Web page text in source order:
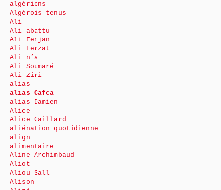
algériens
Algérois tenus
Ali
Ali abattu
Ali Fenjan
Ali Ferzat
Ali n’a
Ali Soumaré
Ali Ziri
alias
alias Cafca
alias Damien
Alice
Alice Gaillard
aliénation quotidienne
align
alimentaire
Aline Archimbaud
Aliot
Aliou Sall
Alison